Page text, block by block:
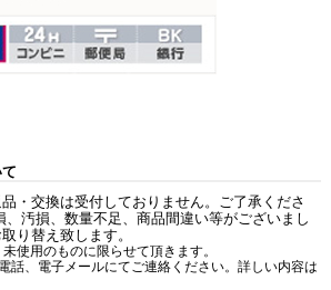
・交換は受付しておりません。ご了承くださ
、汚損、数量不足、商品間違い等がございまし
り替え致します。
使用のものに限らせて頂きます。
話、電子メールにてご連絡ください。詳しい内容は